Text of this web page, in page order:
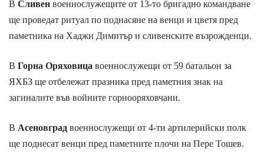
В Сливен военнослужещите от 13-то бригадно командване
ще проведат ритуал по поднасяне на венци и цветя пред
паметника на Хаджи Димитър и сливенските възрожденци.
В Горна Оряховица военнослужещи от 59 батальон за
ЯХБЗ ще отбележат празника пред паметния знак на
загиналите във войните горнооряховчани.
В Асеновград военнослужещи от 4-ти артилерийски полк
ще поднесат венци пред паметните плочи на Пере Тошев.